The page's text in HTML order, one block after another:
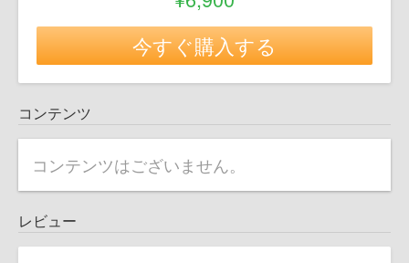
今すぐ購入する
コンテンツ
コンテンツはございません。
レビュー